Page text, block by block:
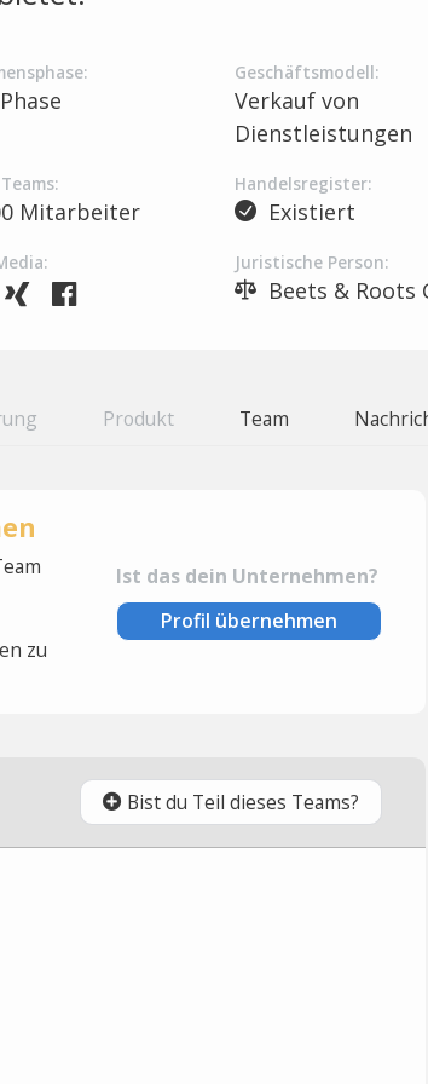
Geschäftsmodell:
Verkauf von
Dienstleistungen
Mitarbeiter
Handelsregister:
Existiert
Juristische Person:
Beets & Roots
Produkt Team
zu
Ist das dein Unternehmen?
Profil übernehmen
Bist du Teil dieses Teams?